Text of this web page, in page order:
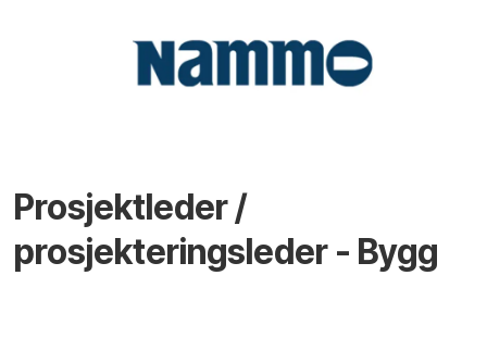
Prosjektleder /
prosjekteringsleder - Bygg